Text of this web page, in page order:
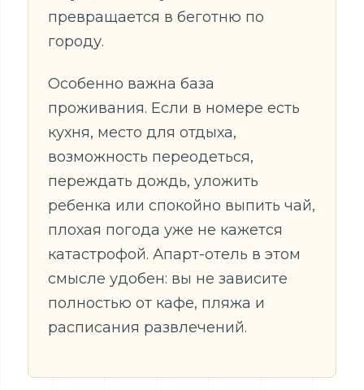
превращается в беготню по
городу.
Особенно важна база
проживания. Если в номере есть
кухня, место для отдыха,
возможность переодеться,
переждать дождь, уложить
ребенка или спокойно выпить чай,
плохая погода уже не кажется
катастрофой. Апарт-отель в этом
смысле удобен: вы не зависите
полностью от кафе, пляжа и
расписания развлечений.